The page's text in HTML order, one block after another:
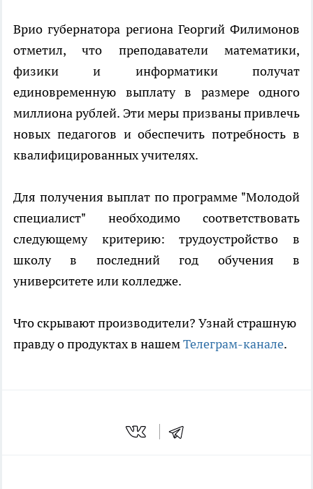
Врио губернатора региона Георгий Филимонов
отметил, что преподаватели математики,
физики и информатики получат
единовременную выплату в размере одного
миллиона рублей. Эти меры призваны привлечь
новых педагогов и обеспечить потребность в
квалифицированных учителях.
Для получения выплат по программе "Молодой
специалист" необходимо соответствовать
следующему критерию: трудоустройство в
школу в последний год обучения в
университете или колледже.
Что скрывают производители? Узнай страшную
правду о продуктах в нашемТелеграм-канале.